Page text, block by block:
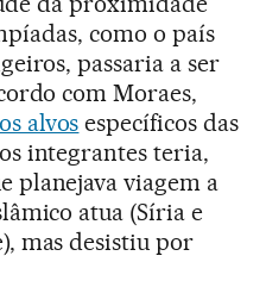
como o país
passaria a ser
com Moraes,
alvos específicos das
integrantes teria,
planejava viagem a
atua (Síria e
mas desistiu por